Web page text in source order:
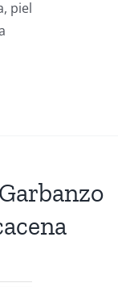
piel